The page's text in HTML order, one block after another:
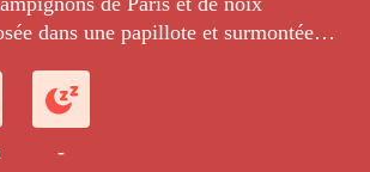
dans une papillote et surmontée
-